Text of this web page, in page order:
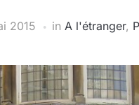
2015 in A l'étranger,